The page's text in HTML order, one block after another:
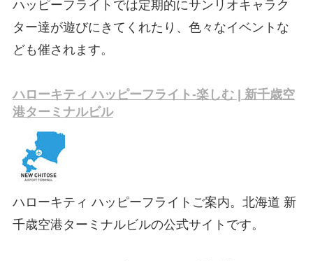
ハッピーフライトでは定期的にサンリオキャラク
ター達が遊びにきてくれたり、色々なイベントな
ども催されます。
ハローキティ ハッピーフライト-楽しむ | 新千歳空
港ターミナルビル
ハローキティ ハッピーフライトご案内。北海道 新
千歳空港ターミナルビルの公式サイトです。